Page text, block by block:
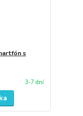
s
3-7 dní